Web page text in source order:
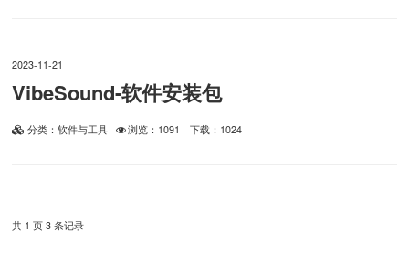
2023-11-21
VibeSound-软件安装包
分类：软件与工具 浏览：1091 下载：1024
共 1 页 3 条记录